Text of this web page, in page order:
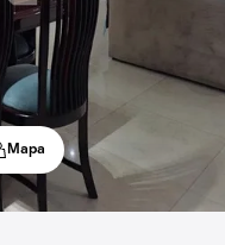
Mapa